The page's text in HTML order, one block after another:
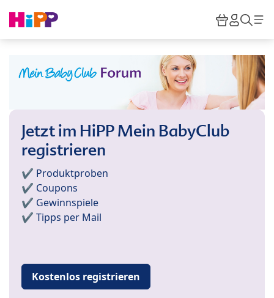
HiPP
Jetzt im HiPP Mein BabyClub
registrieren
✔️ Produktproben
✔️ Coupons
✔️ Gewinnspiele
✔️ Tipps per Mail
Kostenlos registrieren